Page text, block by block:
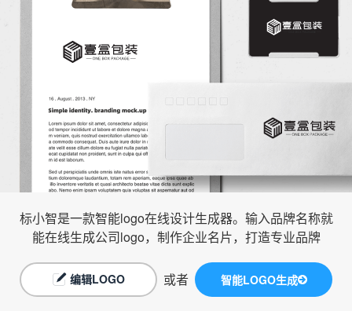
标小智是一款智能logo在线设计生成器。输入品牌名称就
能在线生成公司logo，制作企业名片，打造专业品牌
编辑LOGO 或者 智能LOGO生成